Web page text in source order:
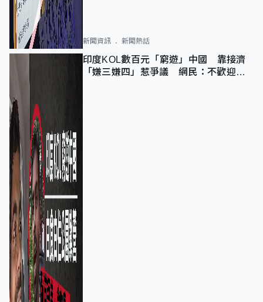
新聞資訊 新聞熱話
印度KOL數百元「窮遊」中國 靠接濟
「嫌三嫌四」惹爭議 網民：不歡迎劣